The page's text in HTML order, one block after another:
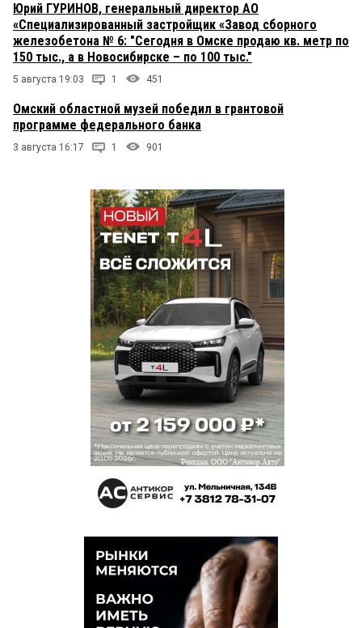
Юрий ГУРИНОВ, генеральный директор АО
«Специализированный застройщик «Завод сборного
железобетона № 6: "Сегодня в Омске продаю кв. метр по
150 тыс., а в Новосибирске – по 100 тыс."
5 августа 19:03 1 451
Омский областной музей победил в грантовой
программе федерального банка
3 августа 16:17 1 901